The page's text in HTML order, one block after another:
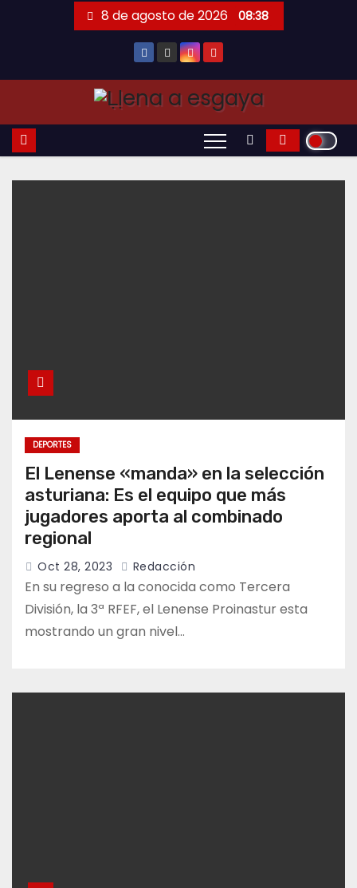
8 de agosto de 2026 08:38
DEPORTES
El Lenense «manda» en la selección
asturiana: Es el equipo que más
jugadores aporta al combinado
regional
Oct 28, 2023 Redacción
En su regreso a la conocida como Tercera
División, la 3ª RFEF, el Lenense Proinastur esta
mostrando un gran nivel…